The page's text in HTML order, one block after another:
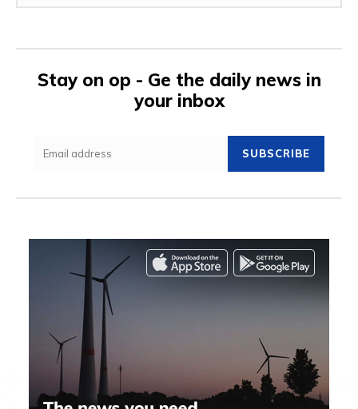
Stay on op - Ge the daily news in
your inbox
SUBSCRIBE